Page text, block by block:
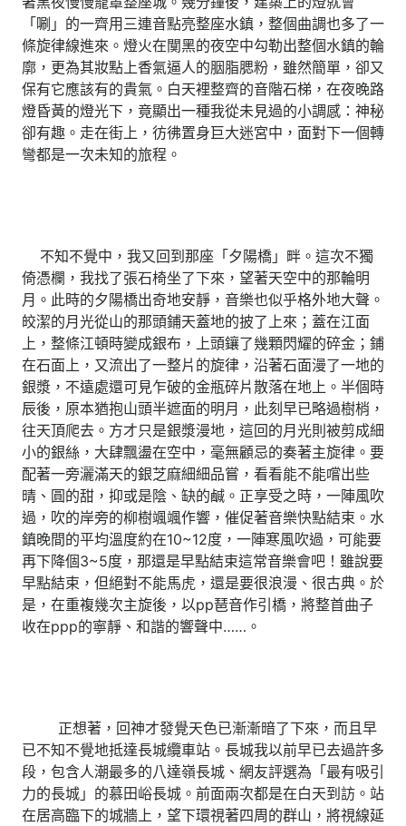
「唰」的一齊用三連音點亮整座水鎮，整個曲調也多了一
條旋律線進來。燈火在闃黑的夜空中勾勒出整個水鎮的輪
廓，更為其妝點上香氣逼人的胭脂腮粉，雖然簡單，卻又
保有它應該有的貴氣。白天裡整齊的音階石梯，在夜晚路
燈昏黃的燈光下，竟顯出一種我從未見過的小調感：神秘
卻有趣。走在街上，彷彿置身巨大迷宮中，面對下一個轉
彎都是一次未知的旅程。
不知不覺中，我又回到那座「夕陽橋」畔。這次不獨
倚憑欄，我找了張石椅坐了下來，望著天空中的那輪明
月。此時的夕陽橋出奇地安靜，音樂也似乎格外地大聲。
皎潔的月光從山的那頭鋪天蓋地的披了上來；蓋在江面
上，整條江頓時變成銀布，上頭鑲了幾顆閃耀的碎金；鋪
在石面上，又流出了一整片的旋律，沿著石面漫了一地的
銀漿，不遠處還可見乍破的金瓶碎片散落在地上。半個時
辰後，原本猶抱山頭半遮面的明月，此刻早已略過樹梢，
往天頂爬去。方才只是銀漿漫地，這回的月光則被剪成細
小的銀絲，大肆飄盪在空中，毫無顧忌的奏著主旋律。要
配著一旁灑滿天的銀芝麻細細品嘗，看看能不能嚐出些
晴、圓的甜，抑或是陰、缺的鹹。正享受之時，一陣風吹
過，吹的岸旁的柳樹颯颯作響，催促著音樂快點結束。水
鎮晚間的平均溫度約在10~12度，一陣寒風吹過，可能要
再下降個3~5度，那還是早點結束這常音樂會吧！雖說要
早點結束，但絕對不能馬虎，還是要很浪漫、很古典。於
是，在重複幾次主旋後，以pp琶音作引橋，將整首曲子
收在ppp的寧靜、和諧的響聲中……。
正想著，回神才發覺天色已漸漸暗了下來，而且早
已不知不覺地抵達長城纜車站。長城我以前早已去過許多
段，包含人潮最多的八達嶺長城、網友評選為「最有吸引
力的長城」的慕田峪長城。前面兩次都是在白天到訪。站
在居高臨下的城牆上，望下環視著四周的群山，將視線延